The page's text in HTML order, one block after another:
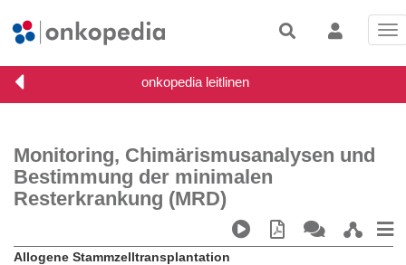
Monitoring, Chimärismusanalysen und
Bestimmung der minimalen
Resterkrankung (MRD)
Allogene Stammzelltransplantation